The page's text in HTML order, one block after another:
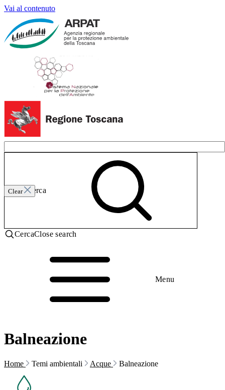
Vai al contenuto
Clear
Invia ricerca
CercaClose search
Menu
Balneazione
Home Temi ambientali Acque Balneazione